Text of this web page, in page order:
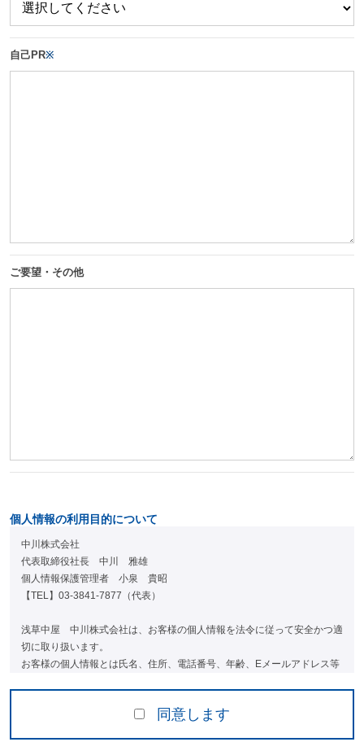
自己PR※
ご要望・その他
個人情報の利用目的について
中川株式会社
代表取締役社長 中川 雅雄
個人情報保護管理者 小泉 貴昭
【TEL】03-3841-7877（代表）
浅草中屋 中川株式会社は、お客様の個人情報を法令に従って安全かつ適
切に取り扱います。
お客様の個人情報とは氏名、住所、電話番号、年齢、Eメールアドレス等
同意します